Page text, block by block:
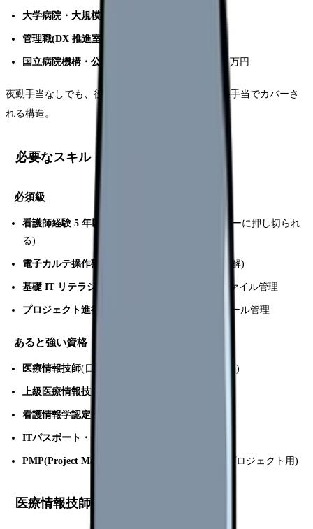
大学病院・大規模急性期
管理職(DX 推進室長等)
国立病院機構・公立病院 :給与表準拠で 550-700 万円
夜勤手当なしでも、役職手当・情報処理手当・資格手当でカバーさ
れる構造。
必要なスキル・資格
必須級
看護師経験 5 年以上
(現場感覚がない人はベンダーに押し切られ
る)
電子カルテ操作熟練 (自院の電子カルテを深く理解)
基礎 IT リテラシー :Excel 関数・PowerPoint・ファイル管理
プロジェクト進行 :会議運営・議事録・スケジュール管理
あると強い資格
医療情報技師(日本医療情報学会、合格率 30-40%)
上級医療情報技師
看護情報学認定看護師
ITパスポート・基本情報技術者
PMP(Project Management Professional) (大規模プロジェクト用)
医療情報技師とは